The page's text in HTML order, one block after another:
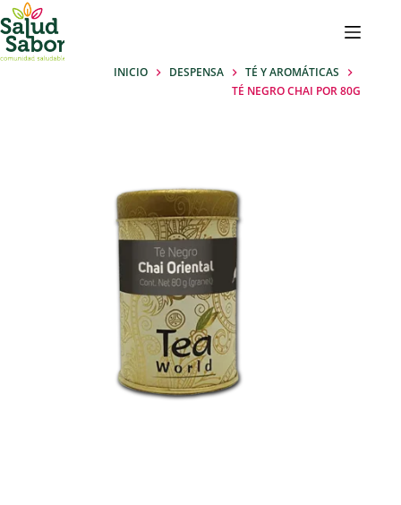
Saltar
al
contenido
INICIO DESPENSA
TÉ Y AROMÁTICAS
TÉ NEGRO CHAI POR 80G